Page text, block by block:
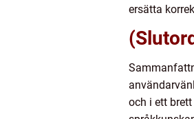
ersätta
och i ett